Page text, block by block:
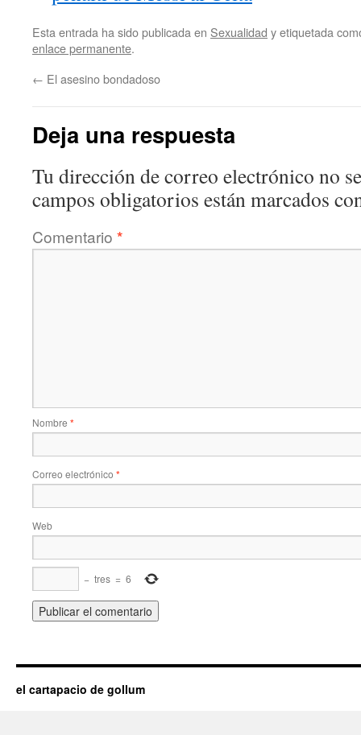
Esta entrada ha sido publicada en Sexualidad y etiquetada
enlace permanente.
← El asesino bondadoso
Deja una respuesta
Tu dirección de correo electrónico no
campos obligatorios están marcados
Comentario *
Nombre *
Correo electrónico *
Web
− tres = 6
el cartapacio de gollum